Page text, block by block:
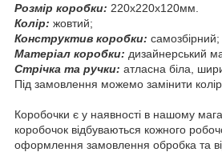
Розмір коробки: 220х220х120мм.
Колір: жовтий;
Конструктив коробки: самозбірний;
Матеріал коробки: дизайнерський
Стрічка та ручки: атласна біла,
Під замовлення можемо замінити колір
Коробочки є у наявності в нашому
коробочок відбуваються кожного
оформлення замовлення обробка та